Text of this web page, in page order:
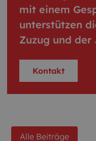
mit einem
unterstützen
Zuzug und der
Kontakt
Alle Beiträge